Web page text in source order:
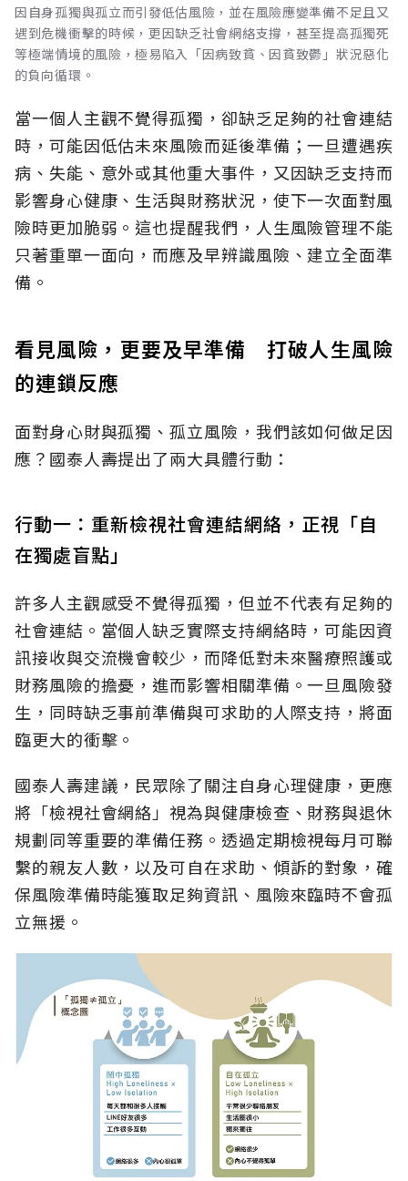
因自身孤獨與孤立而引發低估風險，並在風險應變準備不足且又
遇到危機衝擊的時候，更因缺乏社會網絡支撐，甚至提高孤獨死
等極端情境的風險，極易陷入「因病致貧、因貧致鬱」狀況惡化
的負向循環。
當一個人主觀不覺得孤獨，卻缺乏足夠的社會連結
時，可能因低估未來風險而延後準備；一旦遭遇疾
病、失能、意外或其他重大事件，又因缺乏支持而
影響身心健康、生活與財務狀況，使下一次面對風
險時更加脆弱。這也提醒我們，人生風險管理不能
只著重單一面向，而應及早辨識風險、建立全面準
備。
看見風險，更要及早準備 打破人生風險
的連鎖反應
面對身心財與孤獨、孤立風險，我們該如何做足因
應？國泰人壽提出了兩大具體行動：
行動一：重新檢視社會連結網絡，正視「自
在獨處盲點」
許多人主觀感受不覺得孤獨，但並不代表有足夠的
社會連結。當個人缺乏實際支持網絡時，可能因資
訊接收與交流機會較少，而降低對未來醫療照護或
財務風險的擔憂，進而影響相關準備。一旦風險發
生，同時缺乏事前準備與可求助的人際支持，將面
臨更大的衝擊。
國泰人壽建議，民眾除了關注自身心理健康，更應
將「檢視社會網絡」視為與健康檢查、財務與退休
規劃同等重要的準備任務。透過定期檢視每月可聯
繫的親友人數，以及可自在求助、傾訴的對象，確
保風險準備時能獲取足夠資訊、風險來臨時不會孤
立無援。